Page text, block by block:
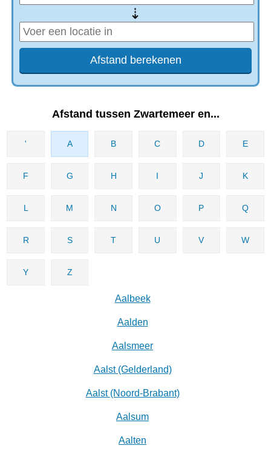
⇢
Afstand tussen Zwartemeer en...
' A B C D E
F G H I J K
L M N O P Q
R S T U V W
Y Z
Aalbeek
Aalden
Aalsmeer
Aalst (Gelderland)
Aalst (Noord-Brabant)
Aalsum
Aalten